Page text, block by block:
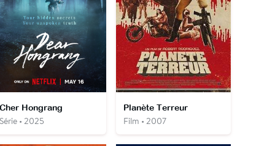
Hongrang
• 2025
Planète Terreur
Film • 2007